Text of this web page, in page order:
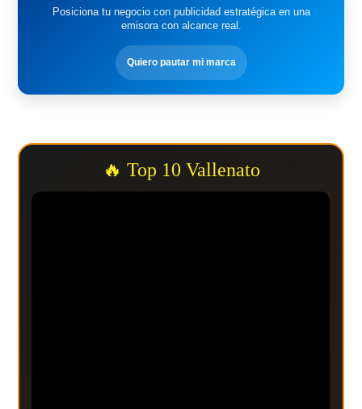
Posiciona tu negocio con publicidad estratégica en una
emisora con alcance real.
Quiero pautar mi marca
🔥 Top 10 Vallenato